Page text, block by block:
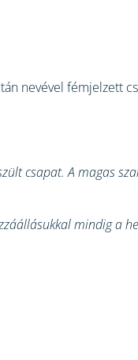
nevével fémjelzett
csapat. A magas
mindig a